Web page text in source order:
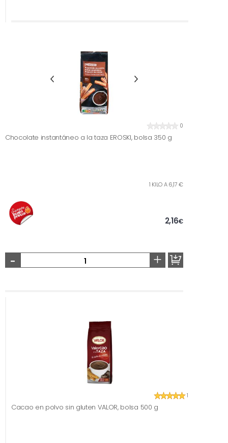
0
Chocolate instantáneo a la taza EROSKI, bolsa 350 g
1 KILO A 6,17 €
2,16€
- +
1
Cacao en polvo sin gluten VALOR, bolsa 500 g